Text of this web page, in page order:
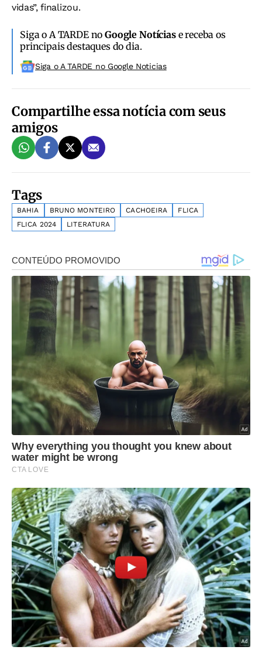
vidas”, finalizou.
Siga o A TARDE noGoogle Notíciase receba os
principais destaques do dia.
Siga o A TARDE no Google Noticias
Compartilhe essa notícia com seus
amigos
Tags
BAHIA BRUNO MONTEIRO CACHOEIRA
FLICA
FLICA 2024
LITERATURA